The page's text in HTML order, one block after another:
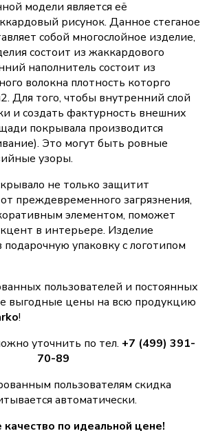
модели является её
рисунок. Данное стеганое
собой многослойное изделие,
состоит из жаккардового
наполнитель состоит из
волокна плотность которго
Для того, чтобы внутренний слой
и создать фактурность внешних
покрывала производится
Это могут быть ровные
узоры.
не только защитит
преждевременного загрязнения,
элементом, поможет
в интерьере. Изделие
упаковку с логотипом
пользователей и постоянных
выгодные цены на всю продукцию
!
уточнить по тел. +7 (499) 391-
70-89
пользователям скидка
автоматически.
по идеальной цене!